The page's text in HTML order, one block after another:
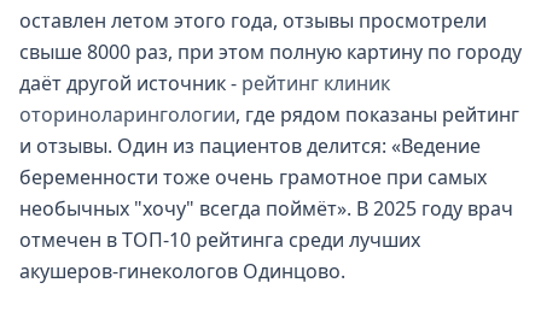
оставлен летом этого года, отзывы просмотрели
свыше 8000 раз, при этом полную картину по городу
даёт другой источник - рейтинг клиник
оториноларингологии, где рядом показаны рейтинг
и отзывы. Один из пациентов делится: «Ведение
беременности тоже очень грамотное при самых
необычных "хочу" всегда поймёт». В 2025 году врач
отмечен в ТОП-10 рейтинга среди лучших
акушеров-гинекологов Одинцово.